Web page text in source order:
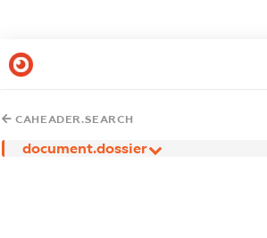
CAHEADER.SEARCH
document.dossier